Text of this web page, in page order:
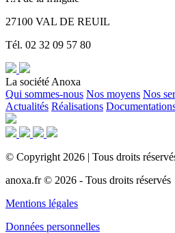
27100 VAL DE REUIL
Tél. 02 32 09 57 80
La société Anoxa
Qui sommes-nous Nos moyens Nos
Actualités Réalisations
© Copyright 2026 | Tous droits
anoxa.fr © 2026 - Tous droits réservés
Mentions légales
Données personnelles